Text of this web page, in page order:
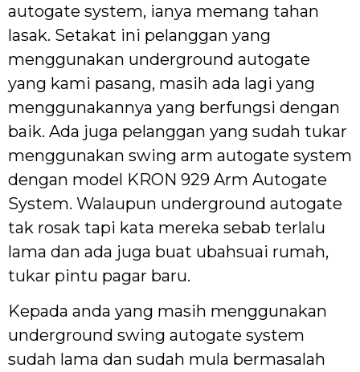
autogate system, ianya memang tahan
lasak. Setakat ini pelanggan yang
menggunakan underground autogate
yang kami pasang, masih ada lagi yang
menggunakannya yang berfungsi dengan
baik. Ada juga pelanggan yang sudah tukar
menggunakan swing arm autogate system
dengan model KRON 929 Arm Autogate
System. Walaupun underground autogate
tak rosak tapi kata mereka sebab terlalu
lama dan ada juga buat ubahsuai rumah,
tukar pintu pagar baru.
Kepada anda yang masih menggunakan
underground swing autogate system
sudah lama dan sudah mula bermasalah